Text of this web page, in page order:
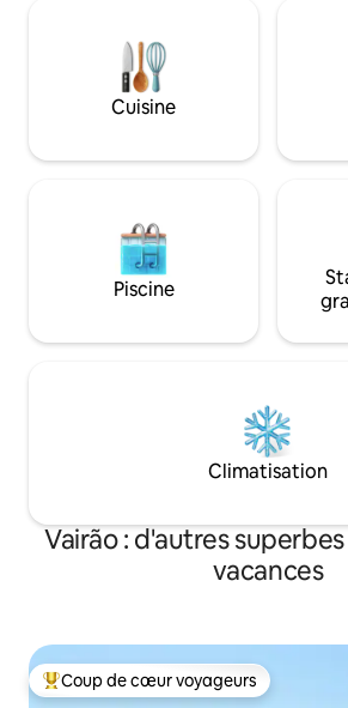
calme de haute qualité, à proximité de la
zone commerciale. Accès facile à
l'aéroport, au métro et à la plage de
Mindelo. Zone couverte pour garer la
Cuisine
Piscine
Climatisation
Vairão : d'autres
vacances
Coups de cœur voyageurs les plus
Coup de cœur voyageurs